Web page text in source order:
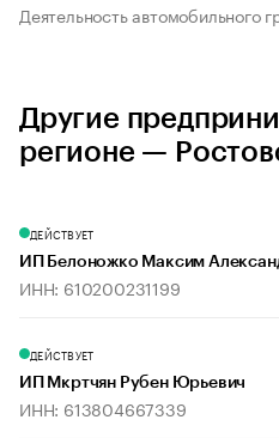
Деятельность автомобильного
Другие
регионе —
ДЕЙСТВУЕТ
ИП Белоножко Максим
ИНН: 610200231199
ДЕЙСТВУЕТ
ИП Мкртчян Рубен Юрьевич
ИНН: 613804667339